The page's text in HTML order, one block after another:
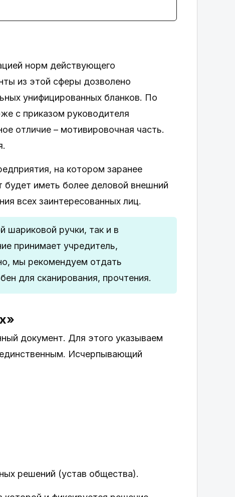
норм действующего
из этой сферы дозволено
унифицированных бланков. По
с приказом руководителя
отличие – мотивировочная часть.
на котором заранее
иметь более деловой внешний
всех заинтересованных лиц.
шариковой ручки, так и в
принимает учредитель,
мы рекомендуем отдать
для сканирования, прочтения.
документ. Для этого указываем
Исчерпывающий
решений (устав общества).